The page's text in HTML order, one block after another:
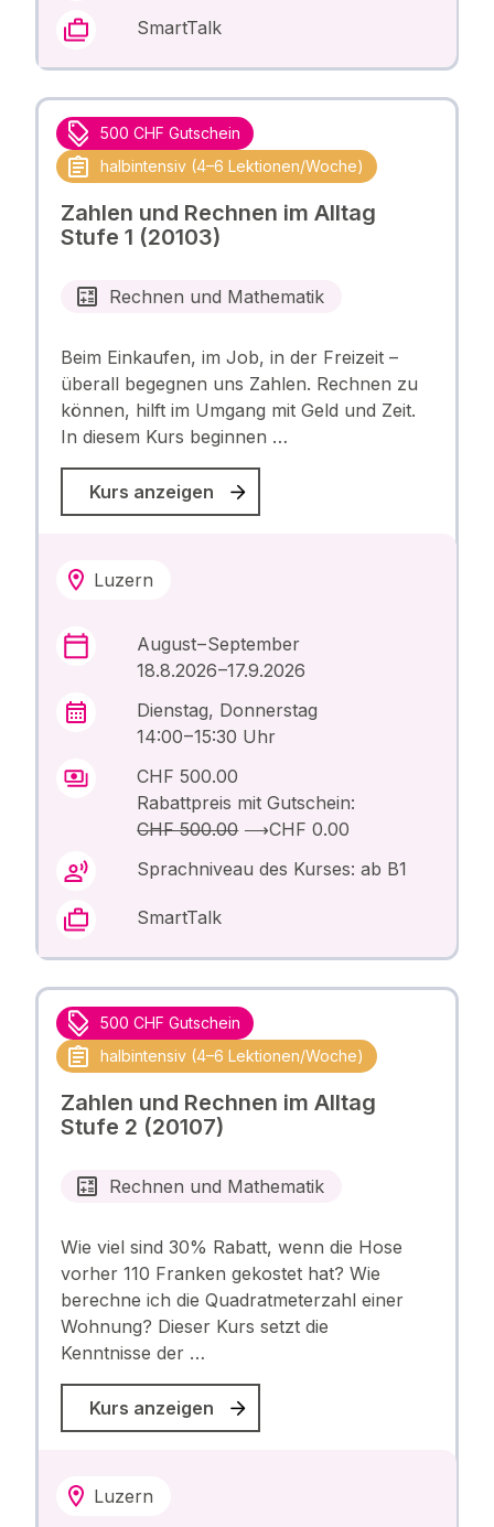
SmartTalk
500 CHF Gutschein
halbintensiv (4–6 Lektionen/Woche)
Zahlen und Rechnen im Alltag
Stufe 1 (20103)
Rechnen und Mathematik
Beim Einkaufen, im Job, in der Freizeit –
überall begegnen uns Zahlen. Rechnen zu
können, hilft im Umgang mit Geld und Zeit.
In diesem Kurs beginnen …
Kurs anzeigen
Luzern
August – September
18.8.2026 –17.9.2026
Dienstag, Donnerstag
14:00 – 15:30 Uhr
CHF 500.00
Rabattpreis mit Gutschein:
CHF 500.00⟶CHF 0.00
Sprachniveau des Kurses: ab B1
SmartTalk
500 CHF Gutschein
halbintensiv (4–6 Lektionen/Woche)
Zahlen und Rechnen im Alltag
Stufe 2 (20107)
Rechnen und Mathematik
Wie viel sind 30% Rabatt, wenn die Hose
vorher 110 Franken gekostet hat? Wie
berechne ich die Quadratmeterzahl einer
Wohnung? Dieser Kurs setzt die
Kenntnisse der …
Kurs anzeigen
Luzern